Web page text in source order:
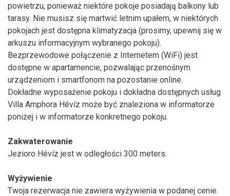
powietrzu, ponieważ niektóre pokoje posiadają balkony lub
tarasy. Nie musisz się martwić letnim upałem, w niektórych
pokojach jest dostępna klimatyzacja (prosimy, upewnij się w
arkuszu informacyjnym wybranego pokoju).
Bezprzewodowe połączenie z Internetem (WiFi) jest
dostępne w apartamencie, pozwalając przenośnym
urządzeniom i smartfonom na pozostanie online.
Dokładne wyposażenie pokoju i dokładna dostępnych usług
Villa Amphora Hévíz może być znaleziona w informatorze
poniżej i w informatorze konkretnego pokoju.
Zakwaterowanie
Jezioro Hévíz jest w odległości 300 meters.
Wyżywienie
Twoja rezerwacja nie zawiera wyżywienia w podanej cenie.